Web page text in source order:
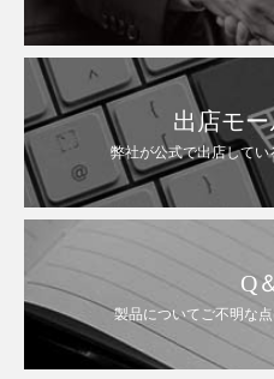
出店モ
弊社が公式で出店してい
Q
製品についてご不明な